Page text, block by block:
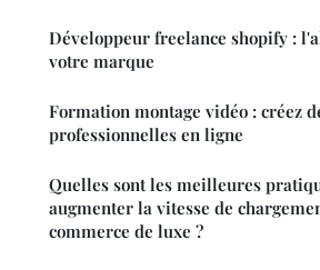
Développeur freelance shopify :
votre marque
Formation montage vidéo : créez
professionnelles en ligne
Quelles sont les meilleures
augmenter la vitesse de
commerce de luxe ?